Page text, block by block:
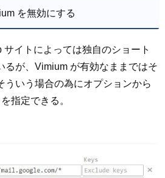
を無効にする
サイトによっては独自のショート
るが、Vimium が有効なままではそ
ういう場合の為にオプションから
指定できる。